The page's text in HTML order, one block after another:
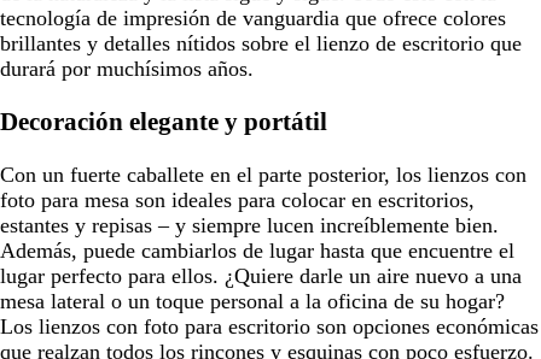
tecnología de impresión de vanguardia que ofrece colores
brillantes y detalles nítidos sobre el lienzo de escritorio que
durará por muchísimos años.
Decoración elegante y portátil
Con un fuerte caballete en el parte posterior, los lienzos con
foto para mesa son ideales para colocar en escritorios,
estantes y repisas – y siempre lucen increíblemente bien.
Además, puede cambiarlos de lugar hasta que encuentre el
lugar perfecto para ellos. ¿Quiere darle un aire nuevo a una
mesa lateral o un toque personal a la oficina de su hogar?
Los lienzos con foto para escritorio son opciones económicas
que realzan todos los rincones y esquinas con poco esfuerzo.